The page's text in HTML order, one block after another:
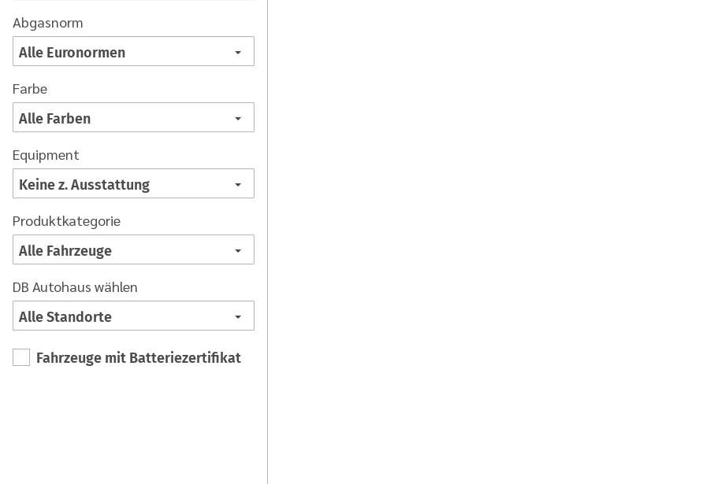
Abgasnorm
Farbe
Equipment
Produktkategorie
DB Autohaus wählen
Fahrzeuge mit Batteriezertifikat